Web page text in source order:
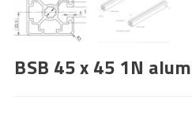
BSB 45 x 45 1N